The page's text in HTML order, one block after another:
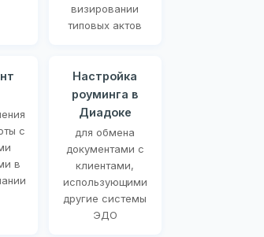
визировании
типовых актов
с
в
Настройка
роуминга в
Диадоке
для обмена
документами с
клиентами,
использующими
другие системы
ЭДО